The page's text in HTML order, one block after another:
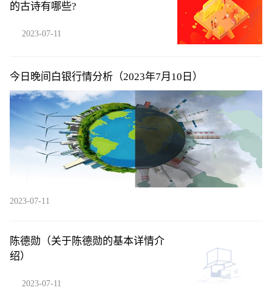
的古诗有哪些?
2023-07-11
今日晚间白银行情分析（2023年7月10日）
2023-07-11
陈德勋（关于陈德勋的基本详情介
绍）
2023-07-11